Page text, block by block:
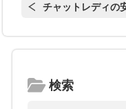
チャットレディの
検索